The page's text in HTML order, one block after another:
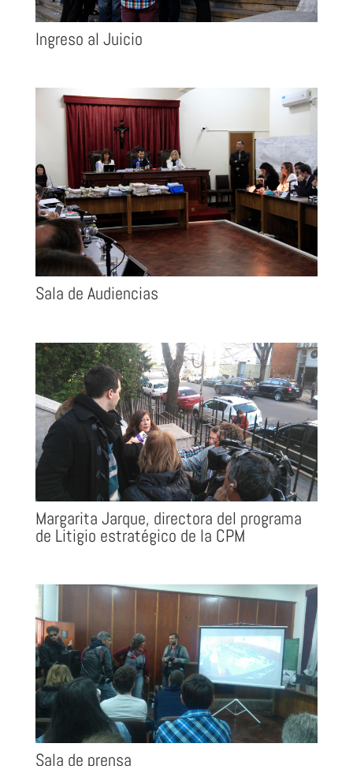
Ingreso al Juicio
Sala de Audiencias
Margarita Jarque, directora del programa
de Litigio estratégico de la CPM
Sala de prensa